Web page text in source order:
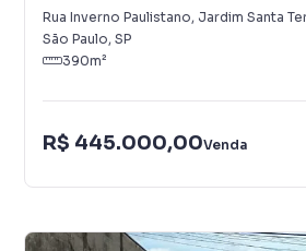
Leste)
Rua Inverno Paulistano, Jardim Santa
São Paulo, SP
390m²
R$ 445.000,00Venda